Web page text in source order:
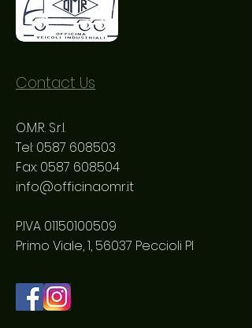
Contact Us
O.M.R. S.r.l.
Tel: 0587 608503
Fax: 0587 608504
info@officinaomr.it
P.IVA 01150100509
Primo Viale, 1, 56037 Peccioli PI